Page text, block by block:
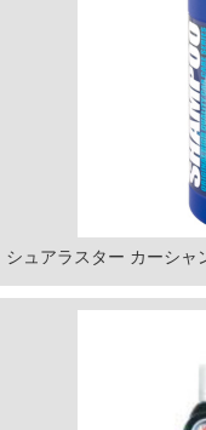
シュアラスター カーシャ